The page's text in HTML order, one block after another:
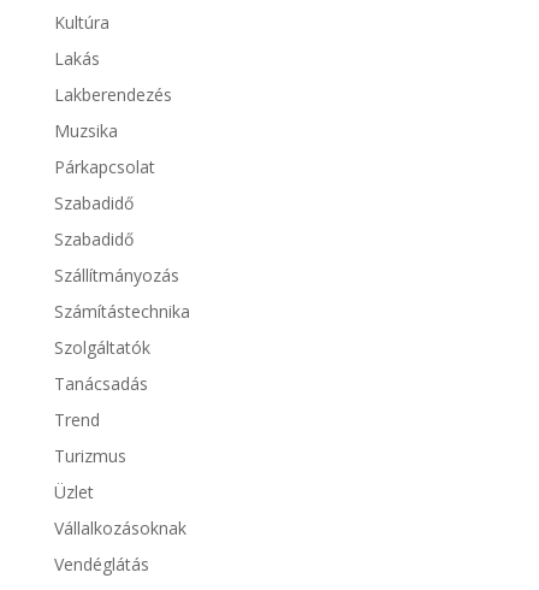
Kultúra
Lakás
Lakberendezés
Muzsika
Párkapcsolat
Szabadidő
Szabadidő
Szállítmányozás
Számítástechnika
Szolgáltatók
Tanácsadás
Trend
Turizmus
Üzlet
Vállalkozásoknak
Vendéglátás